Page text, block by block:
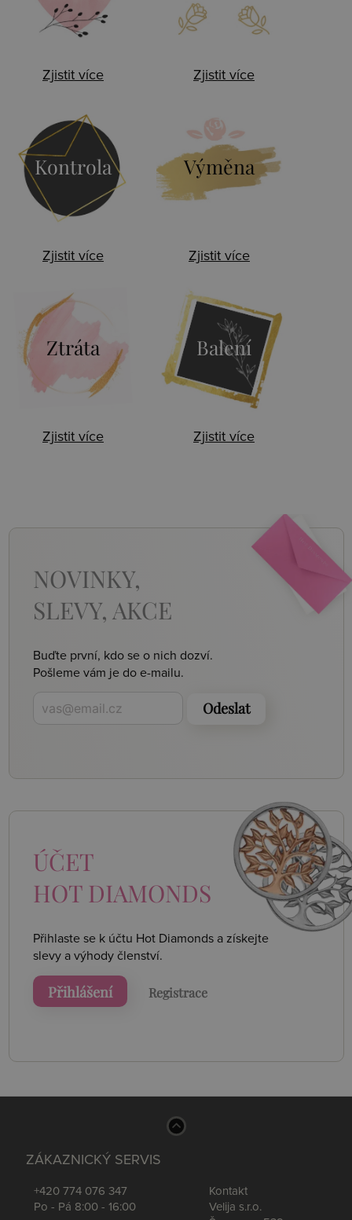
Zjistit více Zjistit více
Kontrola
Zjistit více
Výměna
Zjistit více
Ztráta
Zjistit více
Balení
Zjistit více
NOVINKY,
SLEVY, AKCE
Buďte první, kdo se o nich dozví.
Pošleme vám je do e-mailu.
Odeslat
ÚČET
HOT DIAMONDS
Přihlaste se k účtu Hot Diamonds a získejte
slevy a výhody členství.
Přihlášení Registrace
ZÁKAZNICKÝ SERVIS
+420 774 076 347
Po - Pá 8:00 - 16:00
Kontakt
Velija s.r.o.